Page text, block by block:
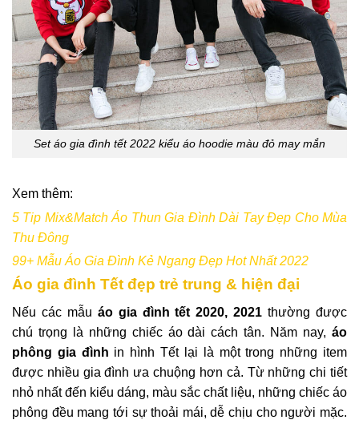
Set áo gia đình tết 2022 kiểu áo hoodie màu đỏ may mắn
Xem thêm:
5 Tip Mix&Match Áo Thun Gia Đình Dài Tay Đẹp Cho Mùa
Thu Đông
99+ Mẫu Áo Gia Đình Kẻ Ngang Đẹp Hot Nhất 2022
Áo gia đình Tết đẹp trẻ trung & hiện đại
Nếu các mẫu áo gia đình tết 2020, 2021 thường được
chú trọng là những chiếc áo dài cách tân. Năm nay, áo
phông gia đình in hình Tết lại là một trong những item
được nhiều gia đình ưa chuộng hơn cả. Từ những chi tiết
nhỏ nhất đến kiểu dáng, màu sắc chất liệu, những chiếc áo
phông đều mang tới sự thoải mái, dễ chịu cho người mặc.